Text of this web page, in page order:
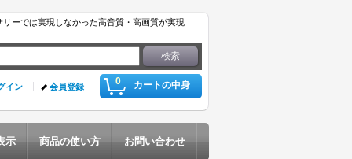
ーでは実現しなかった高音質・高画質が実現
0 カートの中身
イン 会員登録
示 商品の使い方 お問い合わせ